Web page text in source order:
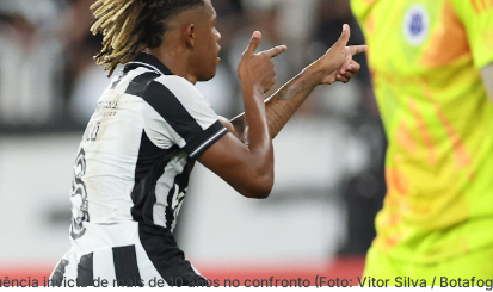
invicta de mais de 10 anos no confronto (Foto: Vitor Silva /